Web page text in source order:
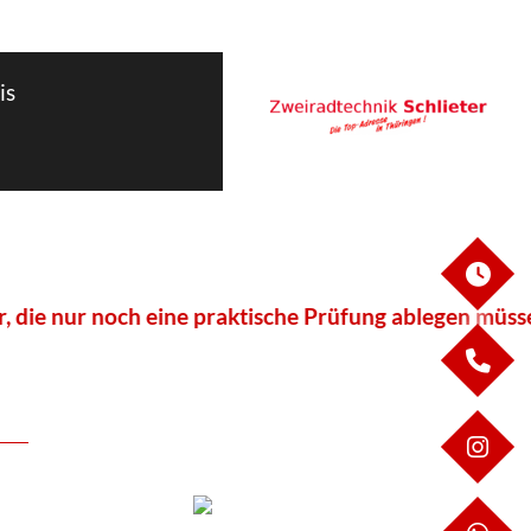
eine praktische Prüfung ablegen müssen,